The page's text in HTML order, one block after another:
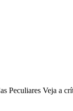
Peculiares Veja a